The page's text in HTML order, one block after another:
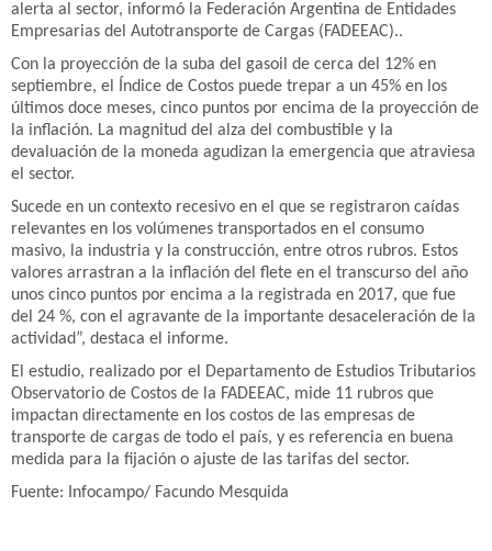
alerta al sector, informó la Federación Argentina de Entidades
Empresarias del Autotransporte de Cargas (FADEEAC)..
Con la proyección de la suba del gasoil de cerca del 12% en
septiembre, el Índice de Costos puede trepar a un 45% en los
últimos doce meses, cinco puntos por encima de la proyección de
la inflación. La magnitud del alza del combustible y la
devaluación de la moneda agudizan la emergencia que atraviesa
el sector.
Sucede en un contexto recesivo en el que se registraron caídas
relevantes en los volúmenes transportados en el consumo
masivo, la industria y la construcción, entre otros rubros. Estos
valores arrastran a la inflación del flete en el transcurso del año
unos cinco puntos por encima a la registrada en 2017, que fue
del 24 %, con el agravante de la importante desaceleración de la
actividad”, destaca el informe.
El estudio, realizado por el Departamento de Estudios Tributarios
Observatorio de Costos de la FADEEAC, mide 11 rubros que
impactan directamente en los costos de las empresas de
transporte de cargas de todo el país, y es referencia en buena
medida para la fijación o ajuste de las tarifas del sector.
Fuente: Infocampo/ Facundo Mesquida